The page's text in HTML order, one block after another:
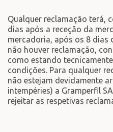
Qualquer reclamação terá,
dias após a receção da
mercadoria, após os 8 dias
não houver reclamação,
como estando
condições. Para qualquer
não estejam devidamente
intempéries) a Gramperfil
rejeitar as respetivas